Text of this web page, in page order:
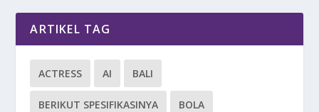
ARTIKEL TAG
ACTRESS AI BALI
BERIKUT SPESIFIKASINYA BOLA